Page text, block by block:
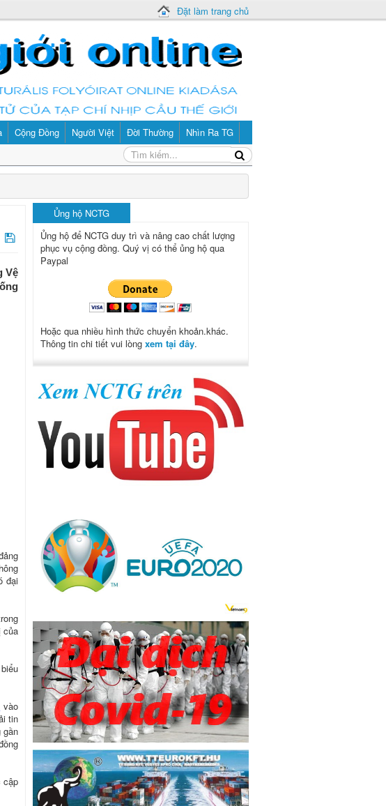
Đặt làm trang chủ
Cộng Đồng Người Việt Đời Thường Nhìn Ra TG
Vệ
đại
của
vào
tin
gần
cập
Ủng hộ NCTG
Ủng hộ để NCTG duy trì và nâng cao chất lượng
phục vụ cộng đồng. Quý vị có thể ủng hộ qua
Paypal
Hoặc qua nhiều hình thức chuyển khoản.khác.
Thông tin chi tiết vui lòng xem tại đây.